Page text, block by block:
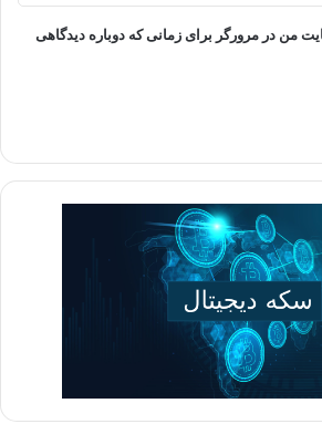
من در مرورگر برای زمانی که دوباره دیدگاهی